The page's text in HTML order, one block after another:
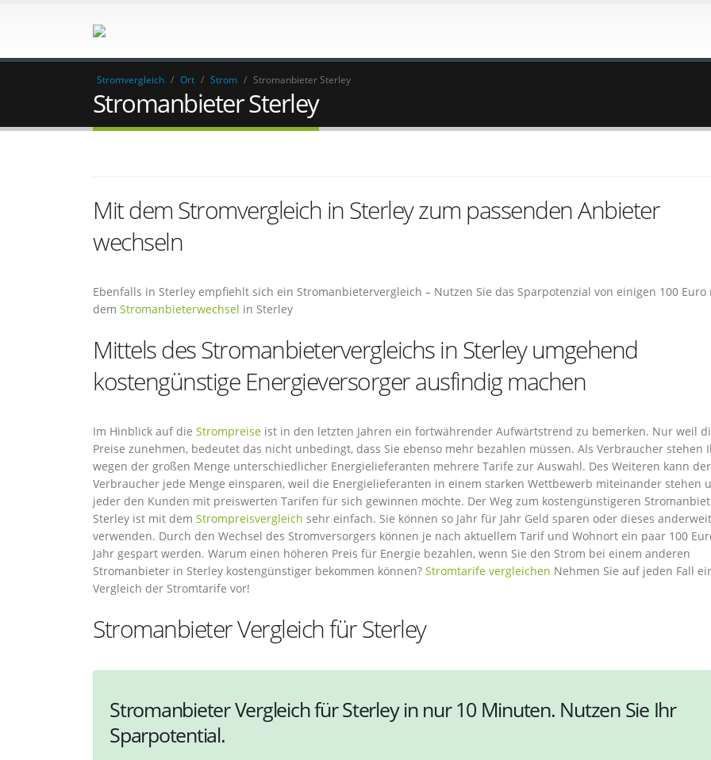
Stromvergleich / Ort / Strom / Stromanbieter Sterley
Stromanbieter Sterley
Mit dem Stromvergleich in Sterley zum passenden Anbieter
wechseln
Ebenfalls in Sterley empfiehlt sich ein Stromanbietervergleich – Nutzen Sie das Sparpotenzial von einigen 100 Euro
dem Stromanbieterwechsel in Sterley
Mittels des Stromanbietervergleichs in Sterley umgehend
kostengünstige Energieversorger ausfindig machen
Im Hinblick auf die Strompreise ist in den letzten Jahren ein fortwährender Aufwärtstrend zu bemerken. Nur weil
Preise zunehmen, bedeutet das nicht unbedingt, dass Sie ebenso mehr bezahlen müssen. Als Verbraucher stehen
wegen der großen Menge unterschiedlicher Energielieferanten mehrere Tarife zur Auswahl. Des Weiteren kann der
Verbraucher jede Menge einsparen, weil die Energielieferanten in einem starken Wettbewerb miteinander stehen
jeder den Kunden mit preiswerten Tarifen für sich gewinnen möchte. Der Weg zum kostengünstigeren
Sterley ist mit dem Strompreisvergleich sehr einfach. Sie können so Jahr für Jahr Geld sparen oder dieses
verwenden. Durch den Wechsel des Stromversorgers können je nach aktuellem Tarif und Wohnort ein paar 100
Jahr gespart werden. Warum einen höheren Preis für Energie bezahlen, wenn Sie den Strom bei einem anderen
Stromanbieter in Sterley kostengünstiger bekommen können? Stromtarife vergleichen Nehmen Sie auf jeden Fall
Vergleich der Stromtarife vor!
Stromanbieter Vergleich für Sterley
Stromanbieter Vergleich für Sterley in nur 10 Minuten. Nutzen Sie Ihr
Sparpotential.